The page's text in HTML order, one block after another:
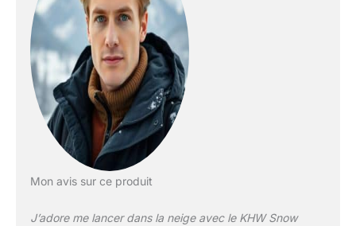
Mon avis sur ce produit
J’adore me lancer dans la neige avec le KHW Snow